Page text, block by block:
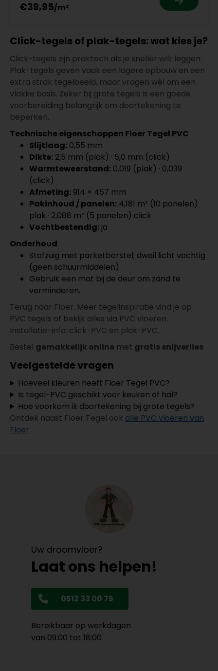
€39,95
Click-tegels of plak-tegels: wat kies je?
Click-tegels zijn praktisch als je sneller wilt leggen.
Plak-tegels geven vaak een lagere opbouw en een
extra strak tegelbeeld, maar vragen wél om een
vlakke basis. Zeker bij grote tegels is een goede
voorbereiding belangrijk om doortekening te
beperken.
Technische eigenschappen Floer Tegel PVC
Slijtlaag: 0,55 mm
Dikte: 2,5 mm (plak) · 5,0 mm (click)
Warmteweerstand: 0,019 (plak) · 0,039
(click)
Afmeting: 914 × 457 mm
Pakinhoud / panelen: 4,181 m² (10 panelen)
plak · 2,088 m² (5 panelen) click
Vochtbestendig: ja
Onderhoud
Stofzuig met parketborstel; dweil licht vochtig
(geen schuurmiddelen).
Gebruik een mat bij de deur om zand te
verminderen.
Terug naar Floer. Meer tegelinspiratie vind je op
PVC tegels of bekijk alles via PVC vloeren.
Installatie-info: click-PVC en plak-PVC.
Bestel gemakkelijk online met gratis snijverlies.
Veelgestelde vragen
Hoeveel kleuren heeft Floer Tegel PVC?
Is tegel-PVC geschikt voor keuken of hal?
Hoe voorkom ik doortekening bij grote tegels?
Ontdek naast Floer Tegel ook alle PVC vloeren van
Floer.
Uw droomvloer?
Laat ons helpen!
0512 33 00 75
Bereikbaar op werkdagen
van 09:00 tot 18:00